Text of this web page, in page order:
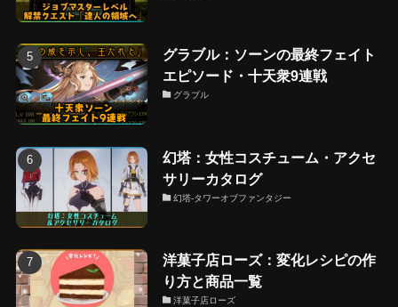
グラブル：ソーンの最終フェイト
エピソード・十天衆9連戦
グラブル
幻塔：女性コスチューム・アクセ
サリーカタログ
幻塔-タワーオブファンタジー
洋菓子店ローズ：変化レシピの作
り方と商品一覧
洋菓子店ローズ